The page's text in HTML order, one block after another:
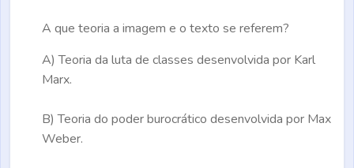
A que teoria a imagem e o texto se referem?
A) Teoria da luta de classes desenvolvida por Karl
Marx.
B) Teoria do poder burocrático desenvolvida por Max
Weber.